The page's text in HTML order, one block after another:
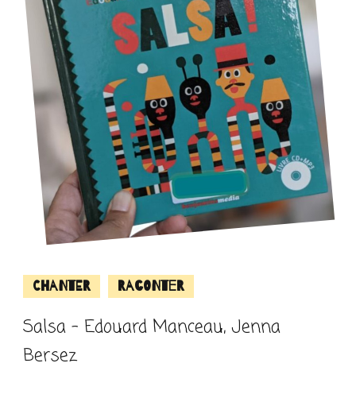
Chanter Raconter
Salsa – Edouard Manceau, Jenna
Bersez